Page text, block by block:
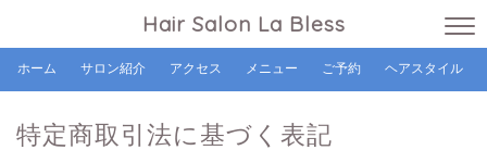
Hair Salon La Bless
ホーム サロン紹介 アクセス メニュー ご予約 ヘアスタイル
特定商取引法に基づく表記